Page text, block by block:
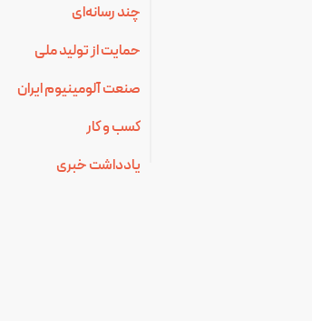
چند رسانه‌ای
حمایت از تولید ملی
صنعت آلومینیوم ایران
کسب و کار
یادداشت خبری